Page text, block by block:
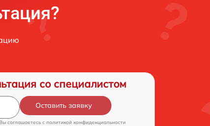
со специалистом
Оставить заявку
соглашаетесь c политикой конфиденциальности